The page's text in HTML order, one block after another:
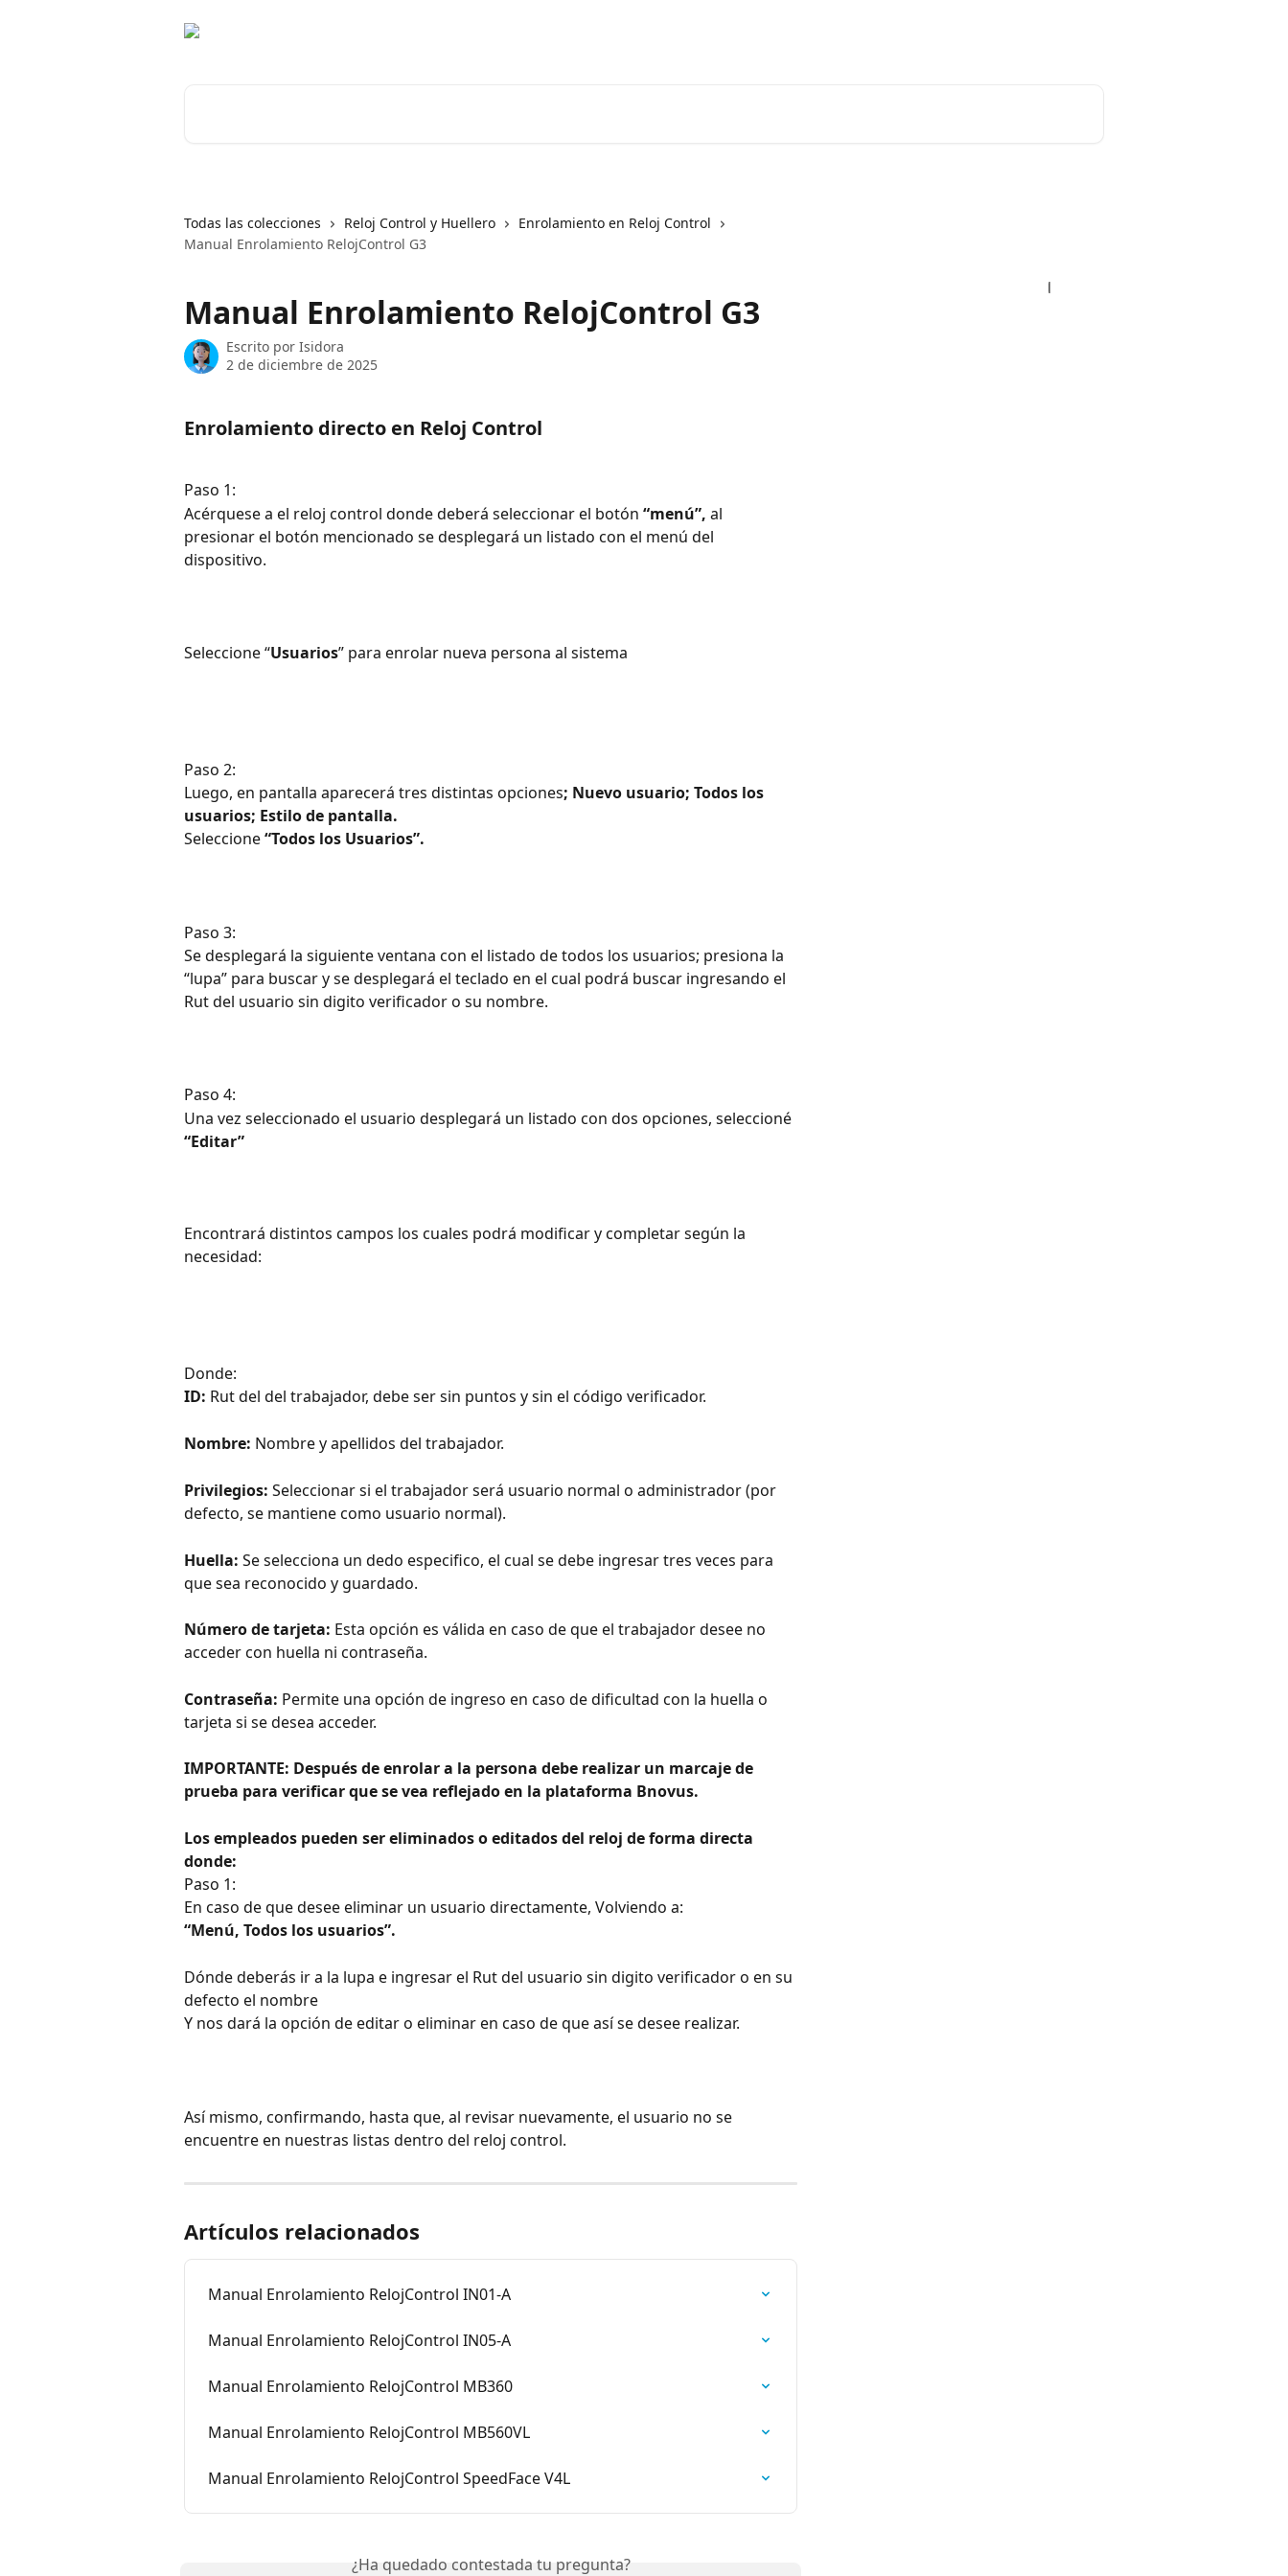
Todas las colecciones Reloj Control y Huellero
Enrolamiento en Reloj Control
Manual Enrolamiento RelojControl G3
Manual Enrolamiento RelojControl G3
Escrito por Isidora
2 de diciembre de 2025
Enrolamiento directo en Reloj Control
Paso 1:
Acérquese a el reloj control donde deberá seleccionar el botón “menú”, al
presionar el botón mencionado se desplegará un listado con el menú del
dispositivo.
Seleccione “Usuarios” para enrolar nueva persona al sistema
Paso 2:
Luego, en pantalla aparecerá tres distintas opciones; Nuevo usuario; Todos los
usuarios; Estilo de pantalla.
Seleccione “Todos los Usuarios”.
Paso 3:
Se desplegará la siguiente ventana con el listado de todos los usuarios; presiona la
“lupa” para buscar y se desplegará el teclado en el cual podrá buscar ingresando el
Rut del usuario sin digito verificador o su nombre.
Paso 4:
Una vez seleccionado el usuario desplegará un listado con dos opciones, seleccioné
“Editar”
Encontrará distintos campos los cuales podrá modificar y completar según la
necesidad:
Donde:
ID: Rut del del trabajador, debe ser sin puntos y sin el código verificador.
Nombre: Nombre y apellidos del trabajador.
Privilegios: Seleccionar si el trabajador será usuario normal o administrador (por
defecto, se mantiene como usuario normal).
Huella: Se selecciona un dedo especifico, el cual se debe ingresar tres veces para
que sea reconocido y guardado.
Número de tarjeta: Esta opción es válida en caso de que el trabajador desee no
acceder con huella ni contraseña.
Contraseña: Permite una opción de ingreso en caso de dificultad con la huella o
tarjeta si se desea acceder.
IMPORTANTE: Después de enrolar a la persona debe realizar un marcaje de
prueba para verificar que se vea reflejado en la plataforma Bnovus.
Los empleados pueden ser eliminados o editados del reloj de forma directa
donde:
Paso 1:
En caso de que desee eliminar un usuario directamente, Volviendo a:
“Menú, Todos los usuarios”.
Dónde deberás ir a la lupa e ingresar el Rut del usuario sin digito verificador o en su
defecto el nombre
Y nos dará la opción de editar o eliminar en caso de que así se desee realizar.
Así mismo, confirmando, hasta que, al revisar nuevamente, el usuario no se
encuentre en nuestras listas dentro del reloj control.
Artículos relacionados
Manual Enrolamiento RelojControl IN01-A
Manual Enrolamiento RelojControl IN05-A
Manual Enrolamiento RelojControl MB360
Manual Enrolamiento RelojControl MB560VL
Manual Enrolamiento RelojControl SpeedFace V4L
¿Ha quedado contestada tu pregunta?